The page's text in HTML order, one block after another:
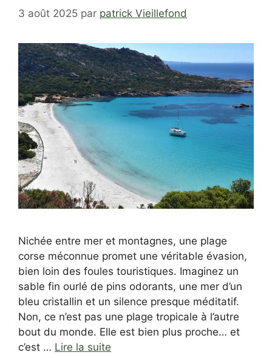
3 août 2025 par patrick Vieillefond
Nichée entre mer et montagnes, une plage
corse méconnue promet une véritable évasion,
bien loin des foules touristiques. Imaginez un
sable fin ourlé de pins odorants, une mer d’un
bleu cristallin et un silence presque méditatif.
Non, ce n’est pas une plage tropicale à l’autre
bout du monde. Elle est bien plus proche… et
c’est … Lire la suite